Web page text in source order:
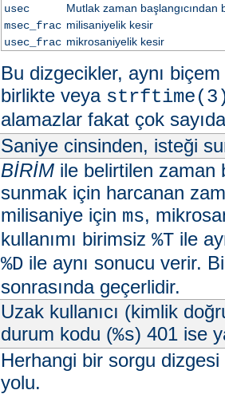
usec
Mutlak zaman başlangıcından
msec_frac milisaniyelik kesir
usec_frac mikrosaniyelik kesir
Bu dizgecikler, aynı
birlikte veya
alamazlar fakat çok
Saniye cinsinden, isteği
BİRİMile belirtilen zaman
sunmak için harcanan
milisaniye için ms,
kullanımı birimsiz %Tile
%Dile aynı sonucu verir.
sonrasında geçerlidir.
Uzak kullanıcı (kimlik
durum kodu (%s) 401 ise
Herhangi bir sorgu
yolu.